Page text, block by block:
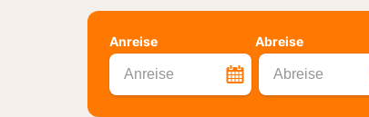
Anreise Abreise
Anreise Abreise